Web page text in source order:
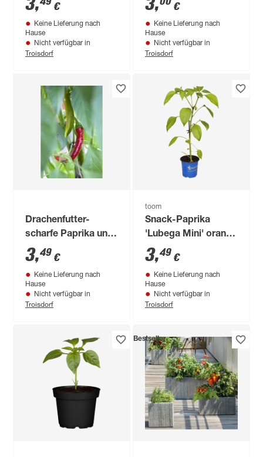
3, €
Keine Lieferung nach
Hause
Nicht verfügbar in
Troisdorf
19 cm Topf
3, €
Keine Lieferung nach
Hause
Nicht verfügbar in
Troisdorf
Drachenfutter-
scharfe Paprika und
Peperoni, 10,5 cm
Topf
3,49 €
Keine Lieferung nach
Hause
Nicht verfügbar in
Troisdorf
toom
Snack-Paprika
'Lubega Mini' orange
10,5 cm Topf
3,49 €
Keine Lieferung nach
Hause
Nicht verfügbar in
Troisdorf
Bestseller